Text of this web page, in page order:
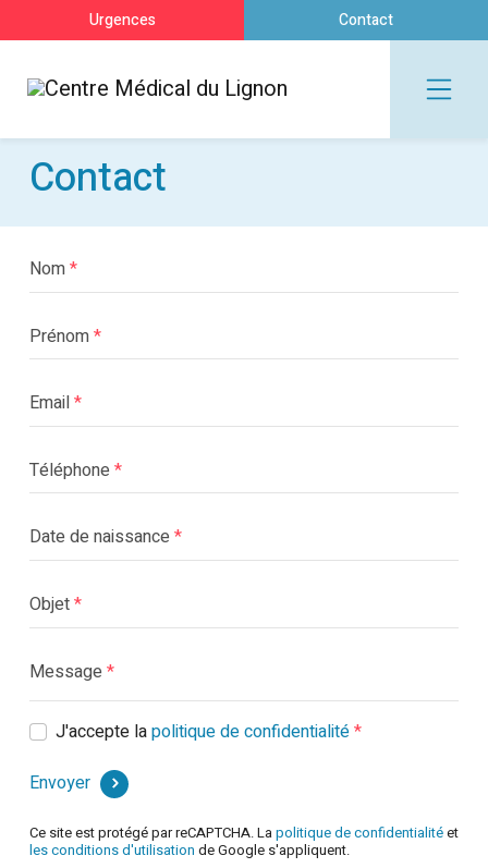
Urgences Contact
Contact
Nom
Prénom
Email
Téléphone
Date de naissance
Objet
Message
J'accepte lapolitique de confidentialité
Envoyer
Ce site est protégé par reCAPTCHA. Lapolitique de confidentialitéet
les conditions d'utilisation de Google s'appliquent.